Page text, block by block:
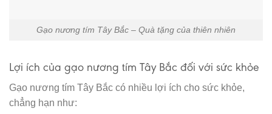
Gạo nương tím Tây Bắc – Quà tặng của thiên nhiên
Lợi ích của gạo nương tím Tây Bắc đối với sức khỏe
Gạo nương tím Tây Bắc có nhiều lợi ích cho sức khỏe,
chẳng hạn như: